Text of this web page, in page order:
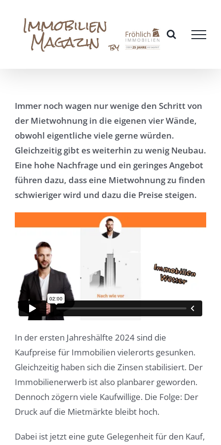
springen
Immer noch wagen nur wenige den Schritt von
der Mietwohnung in die eigenen vier Wände,
obwohl eigentliche viele gerne würden.
Gleichzeitig gibt es weiterhin zu wenig Neubau.
Eine hohe Nachfrage und ein geringes Angebot
führen dazu, dass eine Mietwohnung zu finden
schwieriger wird und dazu die Preise steigen.
In der ersten Jahreshälfte 2024 sind die
Kaufpreise für Immobilien vielerorts gesunken.
Gleichzeitig haben sich die Zinsen stabilisiert. Der
Immobilienerwerb ist also planbarer geworden.
Dennoch zögern viele Kaufwillige. Die Folge: Der
Druck auf die Mietmärkte bleibt hoch.
Dabei ist jetzt eine gute Gelegenheit für den Kauf,